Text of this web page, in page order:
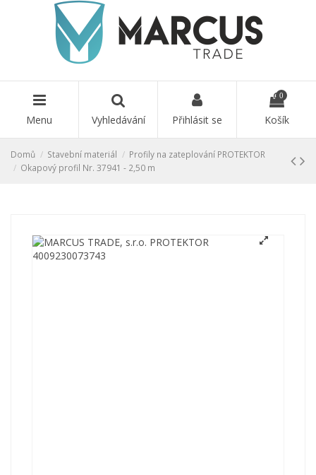
Menu Vyhledávání Přihlásit se
0
Košík
Domů Stavební materiál
Profily na zateplování PROTEKTOR
Okapový profil Nr. 37941 - 2,50 m